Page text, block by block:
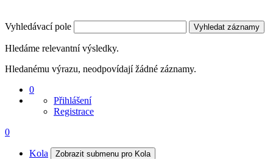
Vyhledávací pole Vyhledat záznamy
Hledáme relevantní výsledky.
Hledanému výrazu, neodpovídají žádné záznamy.
0
Přihlášení
Registrace
0
Kola Zobrazit submenu pro Kola